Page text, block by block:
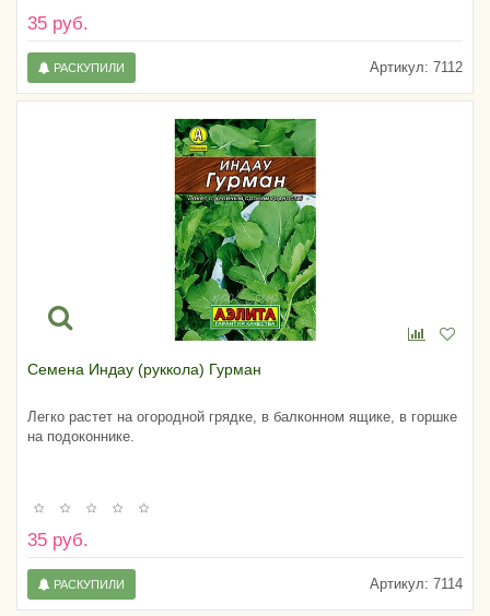
35 руб.
Артикул: 7112
РАСКУПИЛИ
Семена Индау (руккола) Гурман
Легко растет на огородной грядке, в балконном ящике, в горшке
на подоконнике.
35 руб.
Артикул: 7114
РАСКУПИЛИ